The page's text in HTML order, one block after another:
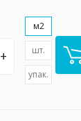
+
м2
шт.
упак.